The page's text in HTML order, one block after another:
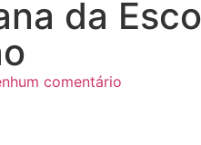
da
comentário